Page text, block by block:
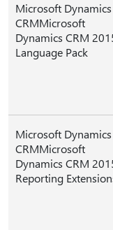
Microsoft Dynamics
CRMMicrosoft
Dynamics CRM
Language Pack
Microsoft Dynamics
CRMMicrosoft
Dynamics CRM
Reporting